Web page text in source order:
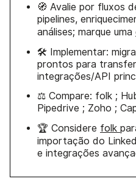
🧭 Avalie por fluxos
pipelines,
análises; marque uma
🛠 Implementar:
prontos para
integrações/API
⚖️ Compare: folk ;
Pipedrive ; Zoho ;
🏆 Considere folk
importação do
e integrações